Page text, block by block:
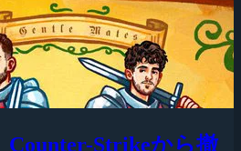
Counter-Strikeから撤